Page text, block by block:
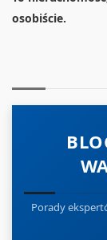
osobiście.
Porady